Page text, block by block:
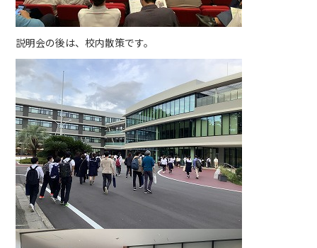
説明会の後は、校内散策です。